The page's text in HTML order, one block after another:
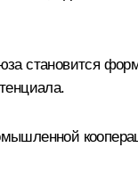
становится